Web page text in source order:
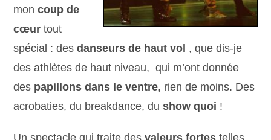
moncoup de
cœur tout
spécial : desdanseurs de haut vol , que dis-je
des athlètes de haut niveau, qui m’ont donnée
des papillons dans le ventre, rien de moins. Des
acrobaties, du breakdance, dushow quoi !